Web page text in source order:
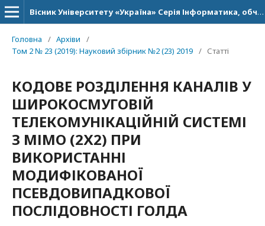
Вісник Університету «Україна» Серія Інформатика, обчислювальна техніка та кібернетика
Головна / Архіви
/
Том 2 № 23 (2019): Науковий збірник №2 (23) 2019 / Статті
КОДОВЕ РОЗДІЛЕННЯ КАНАЛІВ У
ШИРОКОСМУГОВІЙ
ТЕЛЕКОМУНІКАЦІЙНІЙ СИСТЕМІ
З МІМО (2Х2) ПРИ
ВИКОРИСТАННІ
МОДИФІКОВАНОЇ
ПСЕВДОВИПАДКОВОЇ
ПОСЛІДОВНОСТІ ГОЛДА